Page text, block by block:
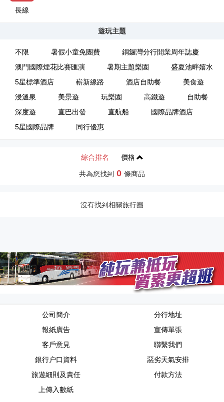
長線
遊玩主題
不限 暑假小童免團費
銅鑼灣分行開業周年誌慶
澳門國際煙花比賽匯演
暑期主題樂園
盛夏池畔嬉水
5星標準酒店
嶄新線路 酒店自助餐
美食遊
浸溫泉
美景遊 玩樂園 高鐵遊
自助餐
深度遊
直巴出發 直航船
國際品牌酒店
5星國際品牌
同行優惠
綜合排名 價格
共為您找到 0 條商品
沒有找到相關旅行團
公司簡介
分行地址
報紙廣告
宣傳單張
客戶意見
聯繫我們
銀行户口資料
惡劣天氣安排
旅遊細則及責任
付款方法
上傳入數紙